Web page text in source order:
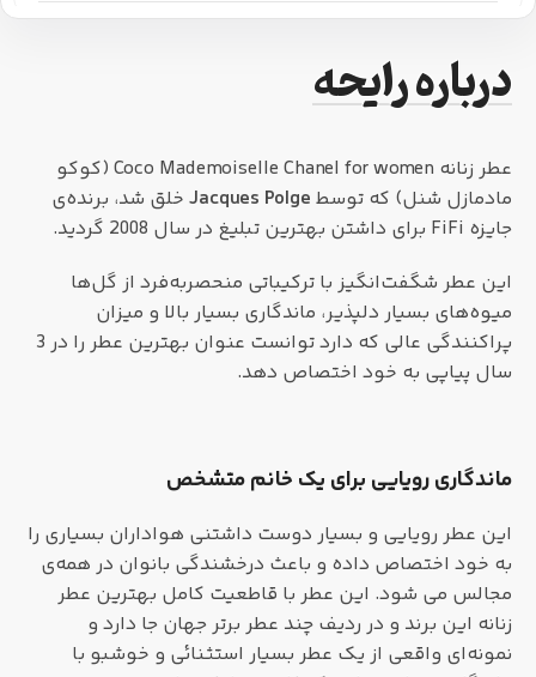
درباره رایحه
عطر زنانه Coco Mademoiselle Chanel for women (کوکو
مادمازل شنل) که توسط Jacques Polge خلق شد، برنده‌ی
جایزه FiFi برای داشتن بهترین تبلیغ در سال 2008 گردید.
این عطر شگفت‌انگیز با ترکیباتی منحصربه‌فرد از گل‌ها
میوه‌های بسیار دلپذیر، ماندگاری بسیار بالا و میزان
پراکنندگی عالی که دارد توانست عنوان بهترین عطر را در 3
سال پیاپی به خود اختصاص دهد.
ماندگاری رویایی برای یک خانم متشخص
این عطر رویایی و بسیار دوست داشتنی هواداران بسیاری را
به خود اختصاص داده و باعث درخشندگی بانوان در همه‌ی
مجالس می شود. این عطر با قاطعیت کامل بهترین عطر
زنانه این برند و در ردیف چند عطر برتر جهان جا دارد و
نمونه‌ای واقعی از یک عطر بسیار استثنائی و خوشبو با